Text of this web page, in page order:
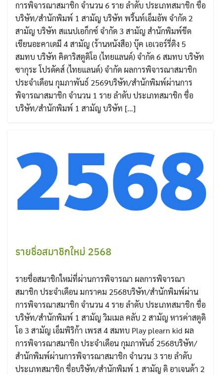
การพิจารณาสมาชิก จำนวน 6 ราย ลำดับ ประเภทสมาชิก ชื่อ
บริษัท/สำนักพิมพ์ 1 สามัญ บริษัท พริ้นท์เอ็มอัพ จำกัด 2
สามัญ บริษัท สแนปเอก็กซ์ จำกัด 3 สามัญ สำนักพิมพ์ขีด
เขียนอะคาเดมี 4 สามัญ (ร้านหนังสือ) บุ๊ค เอเวอร์รี่ติง 5
สมทบ บริษัท คิดาริสตูดิโอ (ไทยแลนด์) จำกัด 6 สมทบ บริษัท
ซากุระ โปรดัคส์ (ไทยแลนด์) จำกัด ผลการพิจารณาสมาชิก
ประจำเดือน กุมภาพันธ์ 2569บริษัท/สำนักพิมพ์ผ่านการ
พิจารณาสมาชิก จำนวน 1 ราย ลำดับ ประเภทสมาชิก ชื่อ
บริษัท/สำนักพิมพ์ 1 สามัญ บริษัท […]
รายชื่อสมาชิกใหม่ 2568
รายชื่อสมาชิกใหม่ที่ผ่านการพิจารณา ผลการพิจารณา
สมาชิก ประจำเดือน มกราคม 2568บริษัท/สำนักพิมพ์ผ่าน
การพิจารณาสมาชิก จำนวน 4 ราย ลำดับ ประเภทสมาชิก ชื่อ
บริษัท/สำนักพิมพ์ 1 สามัญ วิมเมล คลับ 2 สามัญ หารค่าสตูดิ
โอ 3 สามัญ เอ็มพิริก้า เพรส 4 สมทบ Play plearn kid ผล
การพิจารณาสมาชิก ประจำเดือน กุมภาพันธ์ 2568บริษัท/
สำนักพิมพ์ผ่านการพิจารณาสมาชิก จำนวน 3 ราย ลำดับ
ประเภทสมาชิก ชื่อบริษัท/สำนักพิมพ์ 1 สามัญ ดิ อาเจนด้า 2